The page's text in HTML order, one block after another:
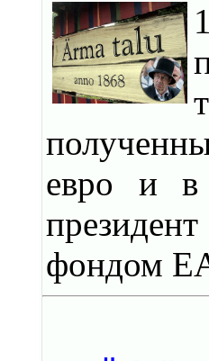
евро и в
фондом